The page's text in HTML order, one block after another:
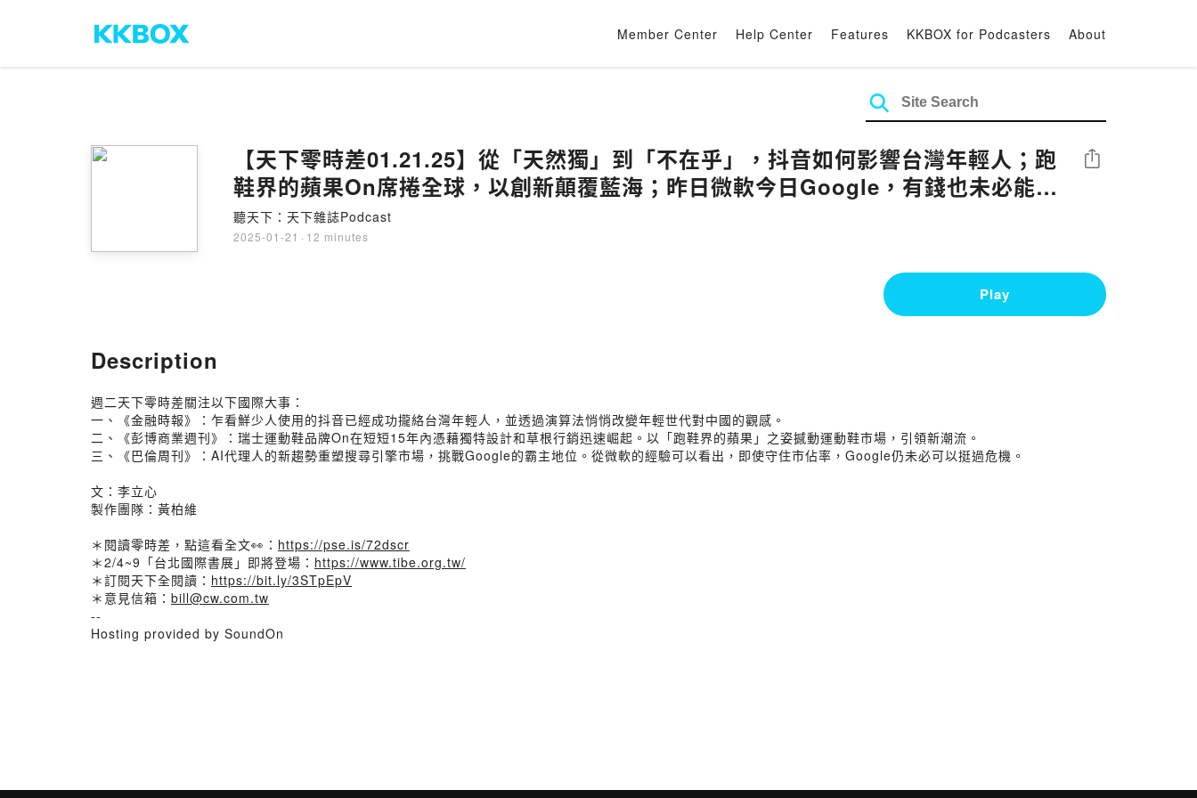
Member Center Help Center Features KKBOX for Podcasters About
【天下零時差01.21.25】從「天然獨」到「不在乎」，抖音如何影響台灣年輕人；跑
鞋界的蘋果On席捲全球，以創新顛覆藍海；昨日微軟今日Google，有錢也未必能持
續稱王
聽天下：天下雜誌Podcast
2025-01-21 · 12 minutes
Share
Play
Description
週二天下零時差關注以下國際大事：
一、《金融時報》：乍看鮮少人使用的抖音已經成功攏絡台灣年輕人，並透過演算法悄悄改變年輕世代對中國的觀感。
二、《彭博商業週刊》：瑞士運動鞋品牌On在短短15年內憑藉獨特設計和草根行銷迅速崛起。以「跑鞋界的蘋果」之姿撼動運動鞋市場，引領新潮流。
三、《巴倫周刊》：AI代理人的新趨勢重塑搜尋引擎市場，挑戰Google的霸主地位。從微軟的經驗可以看出，即使守住市佔率，Google仍未必可以挺過危機。
文：李立心
製作團隊：黃柏維
＊閱讀零時差，點這看全文👀： https://pse.is/72dscr
＊2/4~9「台北國際書展」即將登場： https://www.tibe.org.tw/
＊訂閱天下全閱讀： https://bit.ly/3STpEpV
＊意見信箱： bill@cw.com.tw
--
Hosting provided by SoundOn